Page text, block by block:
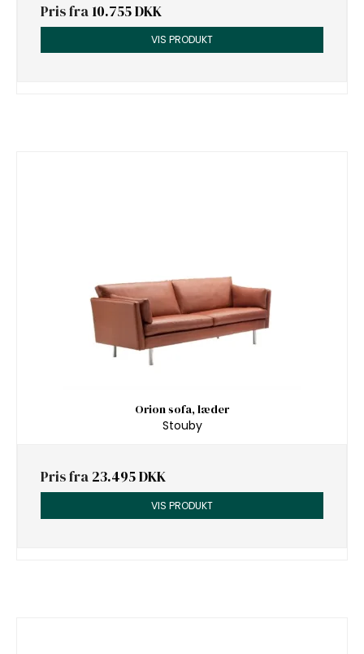
Pris fra 10.755 DKK
VIS PRODUKT
Orion sofa, læder
Stouby
Pris fra 23.495 DKK
VIS PRODUKT